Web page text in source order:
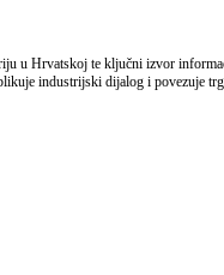
u Hrvatskoj te ključni izvor
industrijski dijalog i povezuje